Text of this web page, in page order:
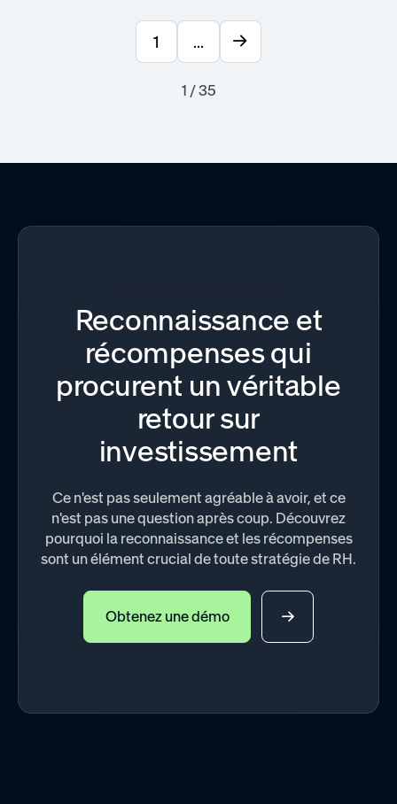
1 ...
1 / 35
Reconnaissance et
récompenses qui
procurent un véritable
retour sur
investissement
Ce n'est pas seulement agréable à avoir, et ce
n'est pas une question après coup. Découvrez
pourquoi la reconnaissance et les récompenses
sont un élément crucial de toute stratégie de RH.
Obtenez une démo